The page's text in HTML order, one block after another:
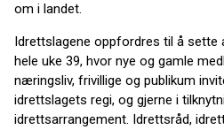
om i landet.
Idrettslagene oppfordres til å sette
hele uke 39, hvor nye og gamle
næringsliv, frivillige og publikum
idrettslagets regi, og gjerne i
idrettsarrangement. Idrettsråd,